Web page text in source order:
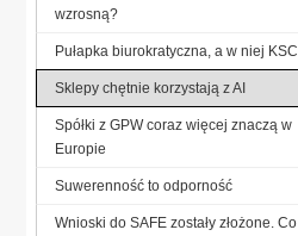
wzrosną?
Pułapka biurokratyczna, a w niej KSC
Sklepy chętnie korzystają z AI
Spółki z GPW coraz więcej znaczą w
Europie
Suwerenność to odporność
Wnioski do SAFE zostały złożone. Co